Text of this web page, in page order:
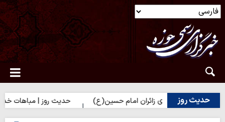
حدیث روز
زهرا(س) برای زائران امام حسین(ع) حدیث روز | مباهات خداوند